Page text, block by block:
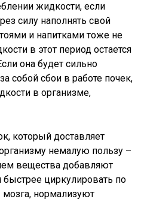
жидкости, если
силу наполнять свой
и напитками тоже не
в этот период остается
она будет сильно
собой сбои в работе почек,
в организме,
который доставляет
немалую пользу –
вещества добавляют
циркулировать по
нормализуют